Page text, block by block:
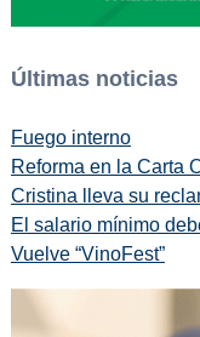
Últimas noticias
Fuego interno
Reforma en la Carta
Cristina lleva su
El salario mínimo
Vuelve “VinoFest”